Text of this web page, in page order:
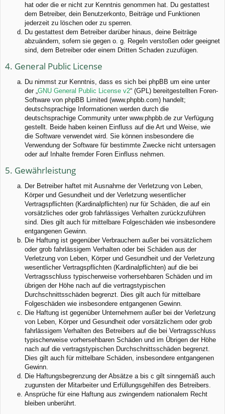
hat oder die er nicht zur Kenntnis genommen hat. Du gestattest
dem Betreiber, dein Benutzerkonto, Beiträge und Funktionen
jederzeit zu löschen oder zu sperren.
Du gestattest dem Betreiber darüber hinaus, deine Beiträge
abzuändern, sofern sie gegen o. g. Regeln verstoßen oder geeignet
sind, dem Betreiber oder einem Dritten Schaden zuzufügen.
4. General Public License
Du nimmst zur Kenntnis, dass es sich bei phpBB um eine unter
der „ GNU General Public License v2“ (GPL) bereitgestellten Foren-
Software von phpBB Limited (www.phpbb.com) handelt;
deutschsprachige Informationen werden durch die
deutschsprachige Community unter www.phpbb.de zur Verfügung
gestellt. Beide haben keinen Einfluss auf die Art und Weise, wie
die Software verwendet wird. Sie können insbesondere die
Verwendung der Software für bestimmte Zwecke nicht untersagen
oder auf Inhalte fremder Foren Einfluss nehmen.
5. Gewährleistung
Der Betreiber haftet mit Ausnahme der Verletzung von Leben,
Körper und Gesundheit und der Verletzung wesentlicher
Vertragspflichten (Kardinalpflichten) nur für Schäden, die auf ein
vorsätzliches oder grob fahrlässiges Verhalten zurückzuführen
sind. Dies gilt auch für mittelbare Folgeschäden wie insbesondere
entgangenen Gewinn.
Die Haftung ist gegenüber Verbrauchern außer bei vorsätzlichem
oder grob fahrlässigem Verhalten oder bei Schäden aus der
Verletzung von Leben, Körper und Gesundheit und der Verletzung
wesentlicher Vertragspflichten (Kardinalpflichten) auf die bei
Vertragsschluss typischerweise vorhersehbaren Schäden und im
übrigen der Höhe nach auf die vertragstypischen
Durchschnittsschäden begrenzt. Dies gilt auch für mittelbare
Folgeschäden wie insbesondere entgangenen Gewinn.
Die Haftung ist gegenüber Unternehmern außer bei der Verletzung
von Leben, Körper und Gesundheit oder vorsätzlichem oder grob
fahrlässigem Verhalten des Betreibers auf die bei Vertragsschluss
typischerweise vorhersehbaren Schäden und im Übrigen der Höhe
nach auf die vertragstypischen Durchschnittsschäden begrenzt.
Dies gilt auch für mittelbare Schäden, insbesondere entgangenen
Gewinn.
Die Haftungsbegrenzung der Absätze a bis c gilt sinngemäß auch
zugunsten der Mitarbeiter und Erfüllungsgehilfen des Betreibers.
Ansprüche für eine Haftung aus zwingendem nationalem Recht
bleiben unberührt.